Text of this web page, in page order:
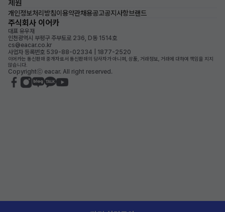
제원
개인정보처리방침이용약관채용공고공지사항브랜드
주식회사 이어카
대표 유우재
인천광역시 부평구 주부토로 236, D동 1514호
cs@eacar.co.kr
사업자 등록번호 539-88-02334 | 1877-2520
이어카는 통신판매 중개자로서 통신판매의 당사자가 아니며, 상품, 거래정보, 거래에 대하여 책임을 지지
않습니다.
Copyrightⓒ eacar. All right reserved.